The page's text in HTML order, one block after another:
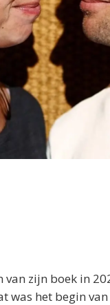
zijn boek in
was het begin